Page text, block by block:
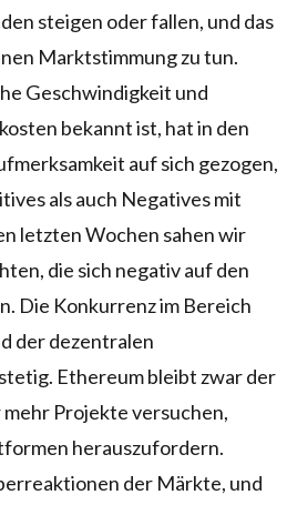
steigen oder fallen, und das
Marktstimmung zu tun.
Geschwindigkeit und
bekannt ist, hat in den
auf sich gezogen,
als auch Negatives mit
letzten Wochen sahen wir
die sich negativ auf den
Die Konkurrenz im Bereich
der dezentralen
Ethereum bleibt zwar der
Projekte versuchen,
herauszufordern.
der Märkte, und